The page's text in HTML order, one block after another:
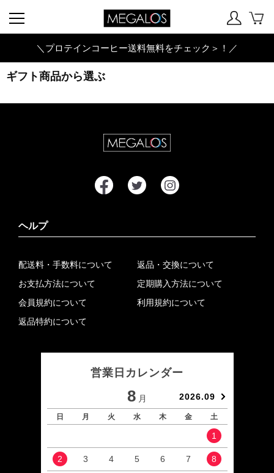
＼プロテインコーヒー送料無料をチェック＞！／
ギフト商品から選ぶ
ヘルプ
配送料・手数料について
お支払方法について
会員規約について
返品特約について
返品・交換について
定期購入方法について
利用規約について
営業日カレンダー
8 月 2026.09
日 月 火 水 木 金 土
1
2 3 4 5 6 7 8